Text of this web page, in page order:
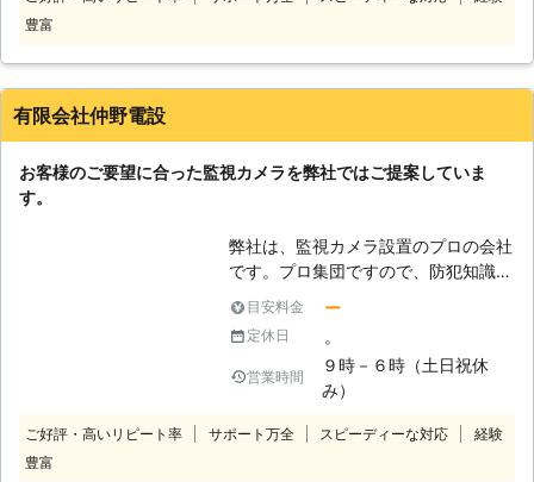
対応させて頂きますので、お客様の要
相談ください。
豊富
有限会社仲野電設
お客様のご要望に合った監視カメラを弊社ではご提案していま
す。
弊社は、監視カメラ設置のプロの会社
です。プロ集団ですので、防犯知識も
もちろん兼ね備えています。最近の犯
罪傾向に基づいて最適な防犯対策につ
いて考え、最新の防犯設備の勉強も行
なっております。日々、防犯設備は進
化していますが、プロ集団ですから最
新設備に関してのご相談も承ります。
お客様のご家庭や事務所などをどのよ
目安料金 ー
定休日 。
営業時間
９時－６時（土日祝休
み）
ご好評・高いリピート率 サポート万全 スピーディーな対応
経験
豊富